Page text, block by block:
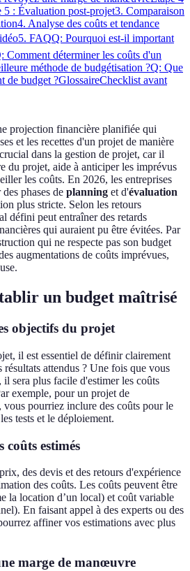
5 : Évaluation post-projet3. Comparaison
4. Analyse des coûts et tendance
5. FAQQ: Pourquoi est-il important
Comment déterminer les coûts d'un
méthode de budgétisation ?Q: Que
de budget ?GlossaireChecklist avant
projection financière planifiée qui
et les recettes d'un projet de manière
dans la gestion de projet, car il
du projet, aide à anticiper les imprévus
les coûts. En 2026, les entreprises
phases de planning et d'évaluation
plus stricte. Selon les retours
défini peut entraîner des retards
qui auraient pu être évitées. Par
qui ne respecte pas son budget
augmentations de coûts imprévues,
un budget maîtrisé
objectifs du projet
il est essentiel de définir clairement
attendus ? Une fois que vous
sera plus facile d'estimer les coûts
exemple, pour un projet de
pourriez inclure des coûts pour le
tests et le déploiement.
coûts estimés
des devis et des retours d'expérience
des coûts. Les coûts peuvent être
la location d’un local) et coût variable
En faisant appel à des experts ou des
affiner vos estimations avec plus
marge de manœuvre